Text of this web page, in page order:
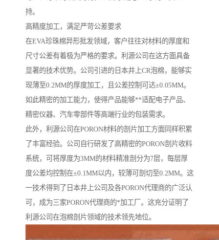
持。
高精度加工，满足严苛公差要求
在EVA珍珠棉异形批发领域，客户往往对材料的厚度和
尺寸公差有着极为严格的要求。利源公司在这方面具备
显著的技术优势。公司引进的日本井上CR泡棉，能够实
现薄至0.2MM的厚度加工，且公差控制可达±0.05MM。
如此精密的加工能力，使得产品能够**适配电子产品、
精密仪器、汽车零部件等高端行业的包装需求。
此外，利源公司在PORON材料的剖片加工方面同样积累
了丰富经验。公司自行研发了高精密的PORON剖片收料
系统，可将厚度为3MM的材料精准剖分为7层，每层厚
度公差均控制在±0.1MM以内，较薄可剖切至0.2MM。这
一技术得到了日本井上公司及各PORON代理商的广泛认
可，成为三家PORON代理商的*加工厂。这充分证明了
利源公司在泡棉剖片领域的技术领先地位。